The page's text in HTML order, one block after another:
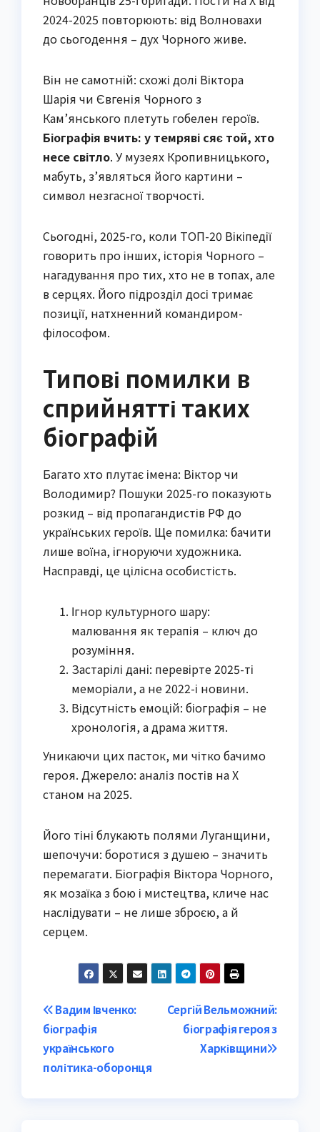
2024-2025 повторюють: від Волновахи
до сьогодення – дух Чорного живе.
Він не самотній: схожі долі Віктора
Шарія чи Євгенія Чорного з
Кам’янського плетуть гобелен героїв.
Біографія вчить: у темряві сяє той, хто
несе світло. У музеях Кропивницького,
мабуть, з’являться його картини –
символ незгасної творчості.
Сьогодні, 2025-го, коли ТОП-20 Вікіпедії
говорить про інших, історія Чорного –
нагадування про тих, хто не в топах, але
в серцях. Його підрозділ досі тримає
позиції, натхненний командиром-
філософом.
Типові помилки в
сприйнятті таких
біографій
Багато хто плутає імена: Віктор чи
Володимир? Пошуки 2025-го показують
розкид – від пропагандистів РФ до
українських героїв. Ще помилка: бачити
лише воїна, ігноруючи художника.
Насправді, це цілісна особистість.
Ігнор культурного шару:
малювання як терапія – ключ до
розуміння.
Застарілі дані: перевірте 2025-ті
меморіали, а не 2022-і новини.
Відсутність емоцій: біографія – не
хронологія, а драма життя.
Уникаючи цих пасток, ми чітко бачимо
героя. Джерело: аналіз постів на X
станом на 2025.
Його тіні блукають полями Луганщини,
шепочучи: боротися з душею – значить
перемагати. Біографія Віктора Чорного,
як мозаїка з бою і мистецтва, кличе нас
наслідувати – не лише зброєю, а й
серцем.
Post
navigation
Сергій Вельможний:
біографія героя з
Харківщини
Вадим Івченко:
біографія
українського
політика-оборонця